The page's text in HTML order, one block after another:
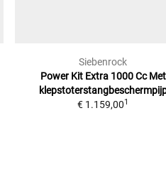
Siebenrock
Power Kit Extra 1000 Cc Met
€ 1.159,001